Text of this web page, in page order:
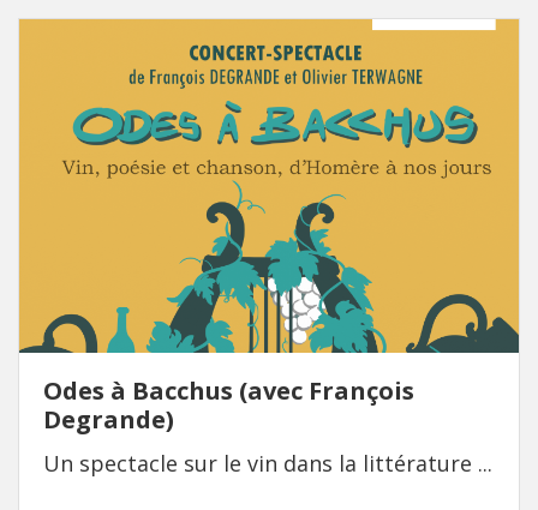
Odes à Bacchus (avec François
Degrande)
Un spectacle sur le vin dans la littérature ...